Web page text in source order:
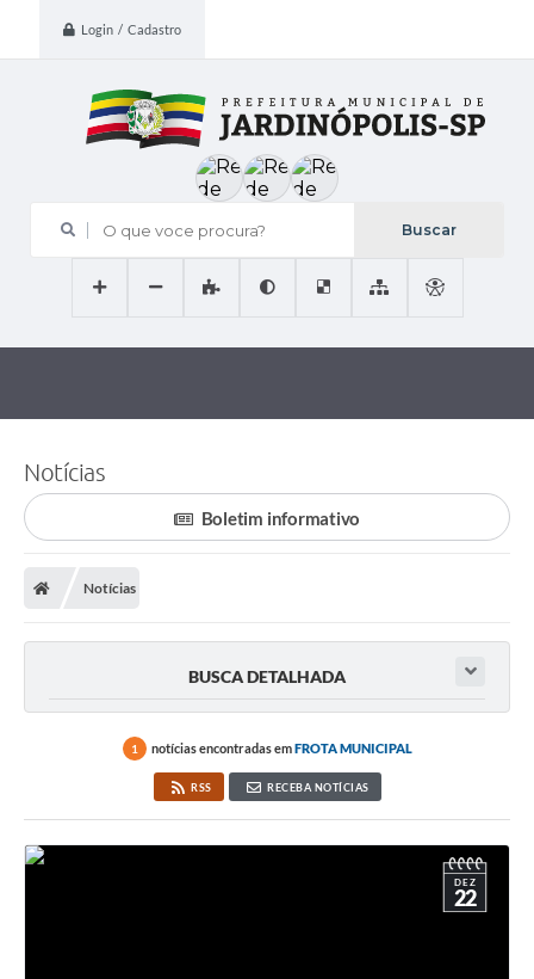
Login / Cadastro
O que voce procura?
Notícias
Boletim informativo
Notícias
BUSCA DETALHADA
1 notícias encontradas emFROTA MUNICIPAL
RSS RECEBA NOTÍCIAS
DEZ
22